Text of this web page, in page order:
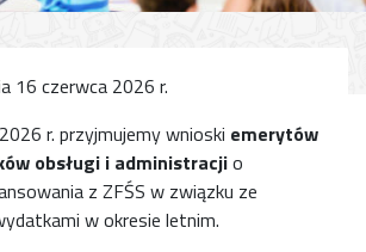
16 czerwca 2026 r.
r. przyjmujemy wnioski emerytów
obsługi i administracjio
z ZFŚS w związku ze
w okresie letnim.